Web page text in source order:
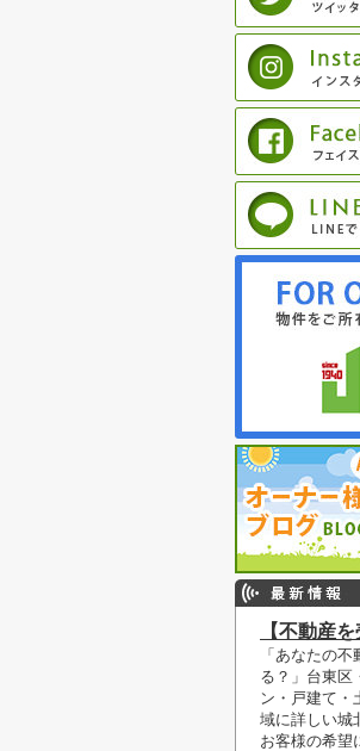
【不動産
「あなたの
る？」 台東区
ン・戸建て・
域に詳しい城
お客様の希望